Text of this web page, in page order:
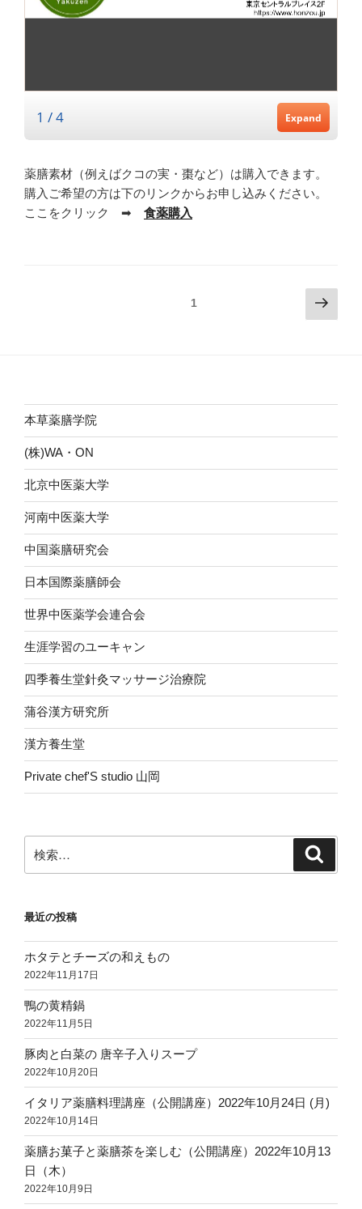
薬膳素材（例えばクコの実・棗など）は購入できます。
購入ご希望の方は下のリンクからお申し込みください。
ここをクリック ➡ 食薬購入
ー
シ
ョ
ン
1
次
の
本草薬膳学院
(株)WA・ON
北京中医薬大学
河南中医薬大学
中国薬膳研究会
日本国際薬膳師会
世界中医薬学会連合会
生涯学習のユーキャン
四季養生堂針灸マッサージ治療院
蒲谷漢方研究所
漢方養生堂
Private chef'S studio 山岡
索:
最近の投稿
ホタテとチーズの和えもの
2022年11月17日
鴨の黄精鍋
2022年11月5日
豚肉と白菜の 唐辛子入りスープ
2022年10月20日
イタリア薬膳料理講座（公開講座）2022年10月24日 (月)
2022年10月14日
薬膳お菓子と薬膳茶を楽しむ（公開講座）2022年10月13
日（木）
2022年10月9日